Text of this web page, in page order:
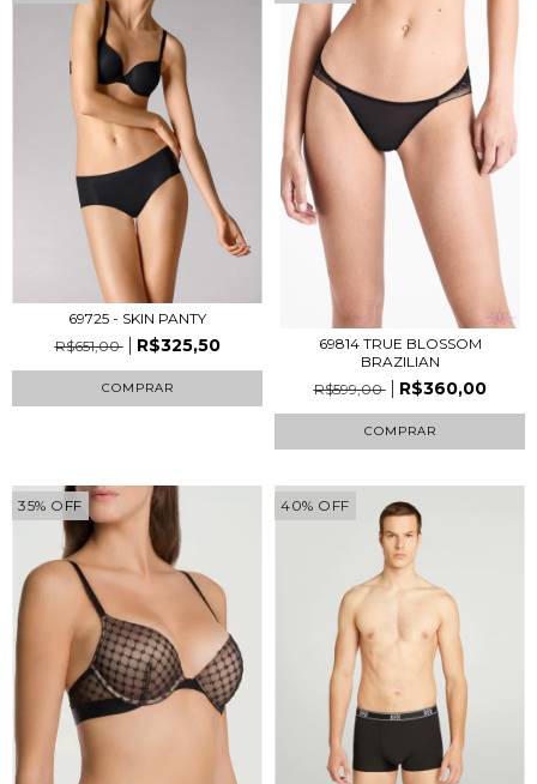
69725 - SKIN PANTY
R$651,00
R$325,50
COMPRAR
69814 TRUE BLOSSOM
BRAZILIAN
R$599,00
R$360,00
COMPRAR
35% OFF 40% OFF